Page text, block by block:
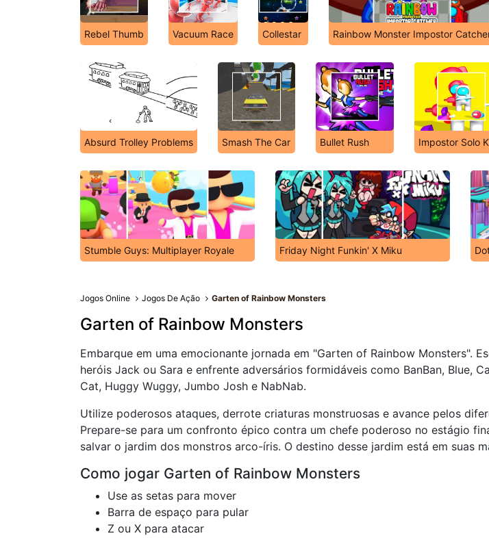
Rebel Thumb Vacuum Race Collestar Rainbow Monster Impostor
Absurd Trolley Problems Smash The Car Bullet Rush Impostor Solo
Stumble Guys: Multiplayer Royale Friday Night Funkin' X Miku
Jogos Online Jogos De Ação Garten of Rainbow Monsters
Garten of Rainbow Monsters
Embarque em uma emocionante jornada em "Garten of Rainbow Monsters".
heróis Jack ou Sara e enfrente adversários formidáveis como BanBan, Blue,
Cat, Huggy Wuggy, Jumbo Josh e NabNab.
Utilize poderosos ataques, derrote criaturas monstruosas e avance pelos
Prepare-se para um confronto épico contra um chefe poderoso no estágio
salvar o jardim dos monstros arco-íris. O destino desse jardim está em suas
Como jogar Garten of Rainbow Monsters
Use as setas para mover
Barra de espaço para pular
Z ou X para atacar